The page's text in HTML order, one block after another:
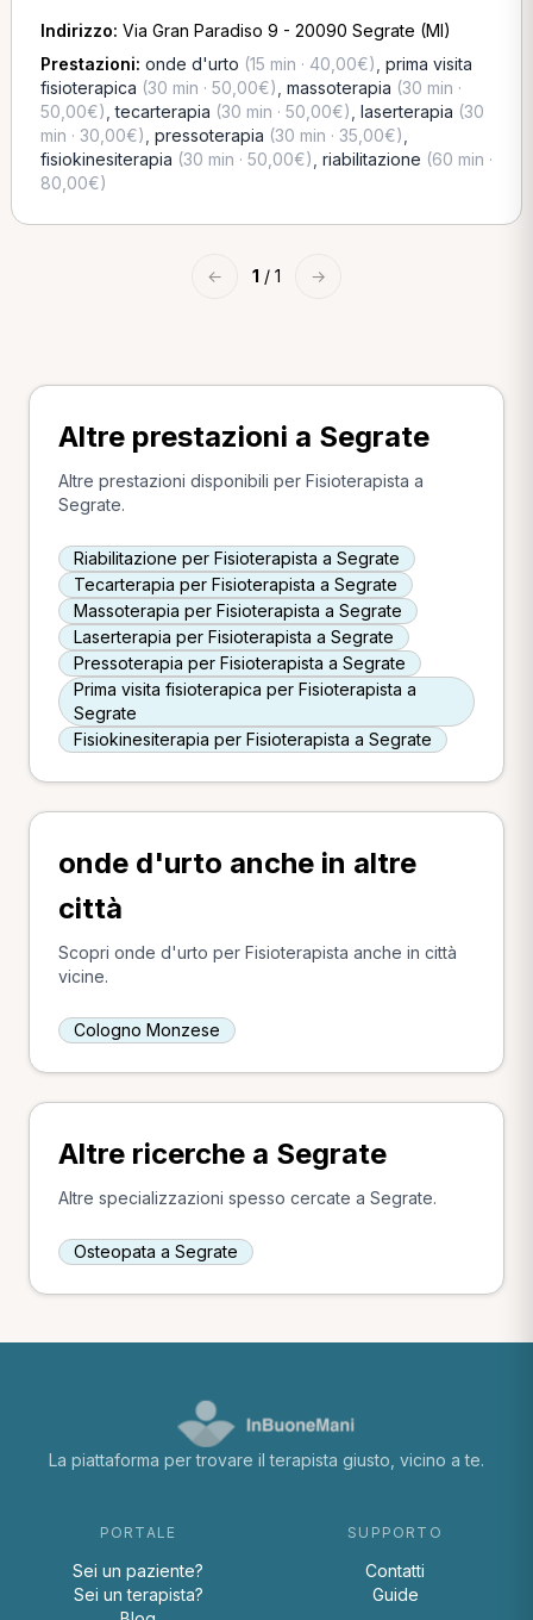
Indirizzo: Via Gran Paradiso 9 - 20090 Segrate (MI)
Prestazioni: onde d'urto (15 min · 40,00€) prima visita
fisioterapica (30 min · 50,00€) massoterapia (30 min ·
50,00€) ,tecarterapia (30 min · 50,00€) laserterapia (30
min · 30,00€) pressoterapia (30 min · 35,00€)
fisiokinesiterapia (30 min · 50,00€) riabilitazione (60 min ·
80,00€)
← 1 / 1 →
Altre prestazioni a Segrate
Altre prestazioni disponibili per Fisioterapista a
Segrate.
Riabilitazione per Fisioterapista a Segrate
Tecarterapia per Fisioterapista a Segrate
Massoterapia per Fisioterapista a Segrate
Laserterapia per Fisioterapista a Segrate
Pressoterapia per Fisioterapista a Segrate
Prima visita fisioterapica per Fisioterapista a
Segrate
Fisiokinesiterapia per Fisioterapista a Segrate
onde d'urto anche in altre
città
Scopri onde d'urto per Fisioterapista anche in città
vicine.
Cologno Monzese
Altre ricerche a Segrate
Altre specializzazioni spesso cercate a Segrate.
Osteopata a Segrate
La piattaforma per trovare il terapista giusto, vicino a te.
PORTALE
Sei un paziente?
Sei un terapista?
SUPPORTO
Contatti
Guide